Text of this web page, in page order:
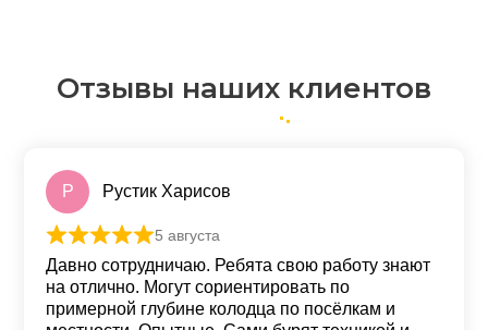
Отзывы наших клиентов
Р Рустик Харисов
Оценка из 5
5 августа
Давно сотрудничаю. Ребята свою работу знают
на отлично. Могут сориентировать по
примерной глубине колодца по посёлкам и